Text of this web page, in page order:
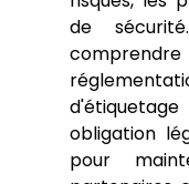
de
obligation
pour